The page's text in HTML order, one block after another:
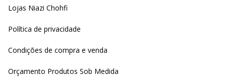
Lojas Niazi Chohfi
Política de privacidade
Condições de compra e venda
Orçamento Produtos Sob Medida